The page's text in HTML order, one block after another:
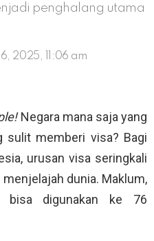
penghalang utama
2025, 11:06 am
Negara mana saja yang
sulit memberi visa? Bagi
urusan visa seringkali
dunia. Maklum,
bisa digunakan ke 76